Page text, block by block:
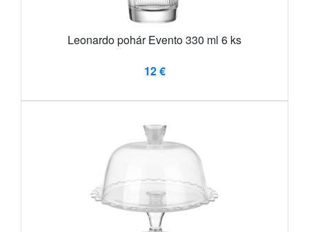
Leonardo pohár Evento 330 ml 6 ks
12 €